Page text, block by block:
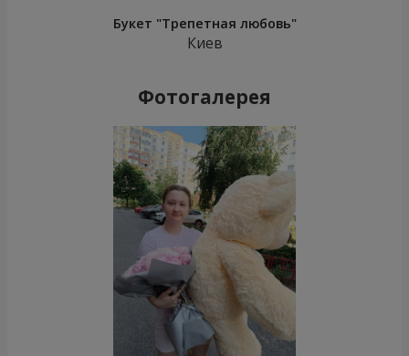
Букет "Трепетная любовь"
Киев
Фотогалерея